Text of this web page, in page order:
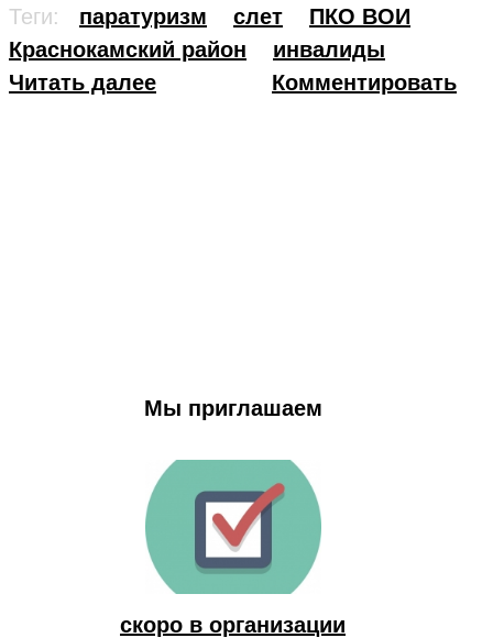
Теги:
паратуризм слет
ПКО ВОИ
Краснокамский район
инвалиды
Читать далее
Комментировать
Мы приглашаем
скоро в организации